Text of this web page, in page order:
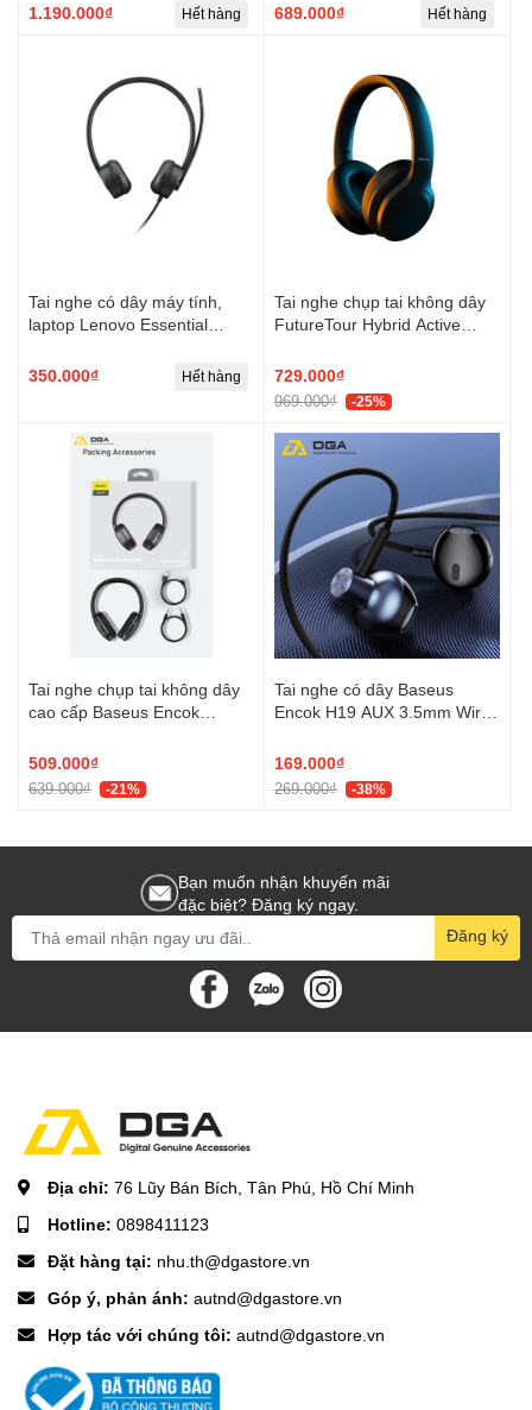
1.190.000₫
Hết hàng
689.000₫
Hết hàng
Tai nghe có dây máy tính,
laptop Lenovo Essential
350.000₫
Hết hàng
Tai nghe chụp tai không dây
FutureTour Hybrid Active
Bluetooth 5.3, HD Stereo +
Super Pass, HiFuture Tour
Wireless Headphones) (
Black )
729.000₫
969.000₫ -25%
Tai nghe chụp tai không dây
cao cấp Baseus Encok
509.000₫
639.000₫ -21%
Tai nghe có dây Baseus
Encok H19 AUX 3.5mm Wired
169.000₫
269.000₫ -38%
Bạn muốn nhận khuyến mãi
đặc biệt? Đăng ký ngay.
Đăng ký
Địa chỉ: 76 Lũy Bán Bích, Tân Phú, Hồ Chí Minh
Hotline: 0898411123
Đặt hàng tại: nhu.th@dgastore.vn
Góp ý, phản ánh: autnd@dgastore.vn
Hợp tác với chúng tôi: autnd@dgastore.vn